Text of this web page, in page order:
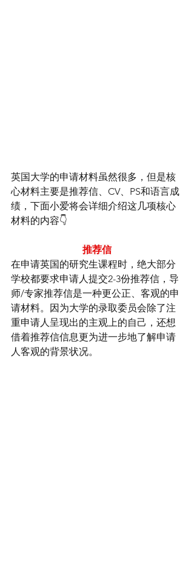
英国大学的申请材料虽然很多，但是核
心材料主要是推荐信、CV、PS和语言成
绩，下面小爱将会详细介绍这几项核心
材料的内容👇
推荐信
在申请英国的研究生课程时，绝大部分
学校都要求申请人提交2-3份推荐信，导
师/专家推荐信是一种更公正、客观的申
请材料。因为大学的录取委员会除了注
重申请人呈现出的主观上的自己，还想
借着推荐信信息更为进一步地了解申请
人客观的背景状况。